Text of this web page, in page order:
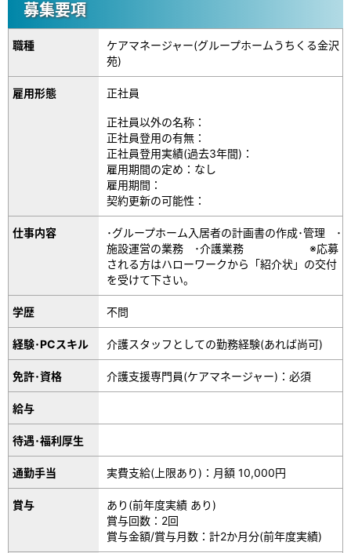
募集要項
職種
ケアマネージャー(グループホームうちくる金沢
苑)
雇用形態 正社員
正社員以外の名称：
正社員登用の有無：
正社員登用実績(過去3年間)：
雇用期間の定め：なし
雇用期間：
契約更新の可能性：
仕事内容
･グループホーム入居者の計画書の作成･管理 ･
施設運営の業務 ･介護業務 ※応募
される方はハローワークから「紹介状」の交付
を受けて下さい。
学歴 不問
経験･PCスキル 介護スタッフとしての勤務経験(あれば尚可)
免許･資格 介護支援専門員(ケアマネージャー)：必須
給与
待遇･福利厚生
通勤手当 実費支給(上限あり)：月額 10,000円
賞与
あり(前年度実績 あり)
賞与回数：2回
賞与金額/賞与月数：計2か月分(前年度実績)